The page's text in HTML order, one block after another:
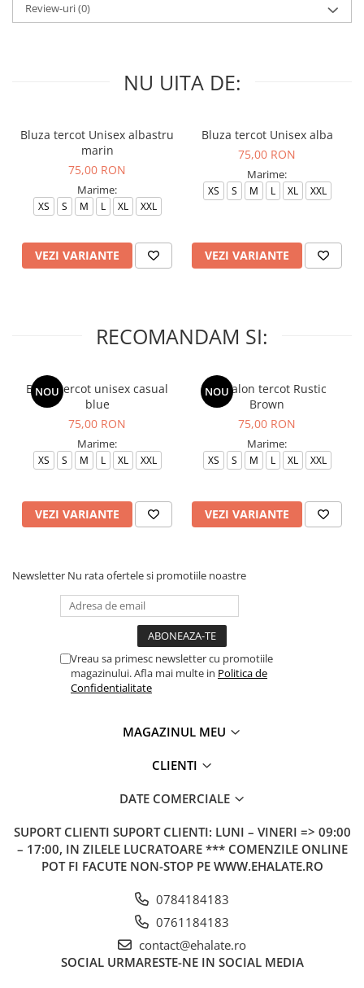
Review-uri(0)
NU UITA DE:
Bluza tercot Unisex albastru
marin
75,00 RON
Marime:
XS S M L XL XXL
VEZI VARIANTE
Bluza tercot Unisex alba
75,00 RON
Marime:
XS S M L XL XXL
VEZI VARIANTE
RECOMANDAM SI:
NOU
Bluza tercot unisex casual
blue
75,00 RON
Marime:
XS S M L XL XXL
VEZI VARIANTE
NOU
Pantalon tercot Rustic
Brown
75,00 RON
Marime:
XS S M L XL XXL
VEZI VARIANTE
Newsletter Nu rata ofertele si promotiile noastre
Vreau sa primesc newsletter cu promotiile
magazinului. Afla mai multe in Politica de
Confidentialitate
MAGAZINUL MEU
CLIENTI
DATE COMERCIALE
SUPORT CLIENTI SUPORT CLIENTI: LUNI – VINERI => 09:00
– 17:00, IN ZILELE LUCRATOARE *** COMENZILE ONLINE
POT FI FACUTE NON-STOP PE WWW.EHALATE.RO
0784184183
0761184183
contact@ehalate.ro
SOCIAL URMARESTE-NE IN SOCIAL MEDIA